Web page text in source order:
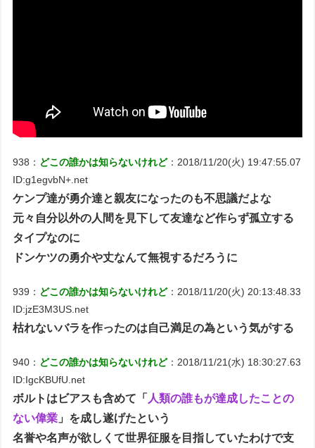
938： どこの誰かは知らないけれど：2018/11/20(火) 19:47:55.07
ID:g1egvbN+.net
ケンプ達が勇介達と親友になったのも不思議だよな
元々自分以外の人間を見下して友達など作らず孤立する
タイプなのに
ドンケツの勇介や丈なんて無視するだろうに
939： どこの誰かは知らないけれど：2018/11/20(火) 20:13:48.33
ID:jzE3M3US.net
枯れないバラを作ったのは自己満足の為という気がする
940： どこの誰かは知らないけれど：2018/11/21(水) 18:30:27.63
ID:IgcKBUfU.net
ボルトはビアスも含めて「 人類の誰もが達成したことの
ない偉業 」を成し遂げたという
名誉や名声が欲しくて世界征服を目指していたわけで支